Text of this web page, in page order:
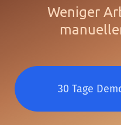
Weniger
30 Tage